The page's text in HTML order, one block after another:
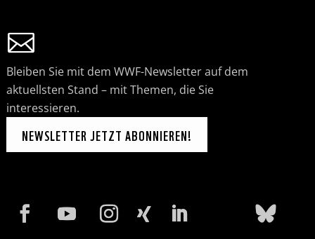
Bleiben Sie mit dem WWF-Newsletter auf dem
aktuellsten Stand – mit Themen, die Sie
interessieren.
NEWSLETTER JETZT ABONNIEREN!